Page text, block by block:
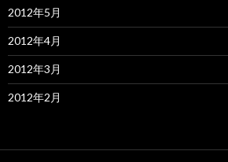
2012年5月
2012年4月
2012年3月
2012年2月